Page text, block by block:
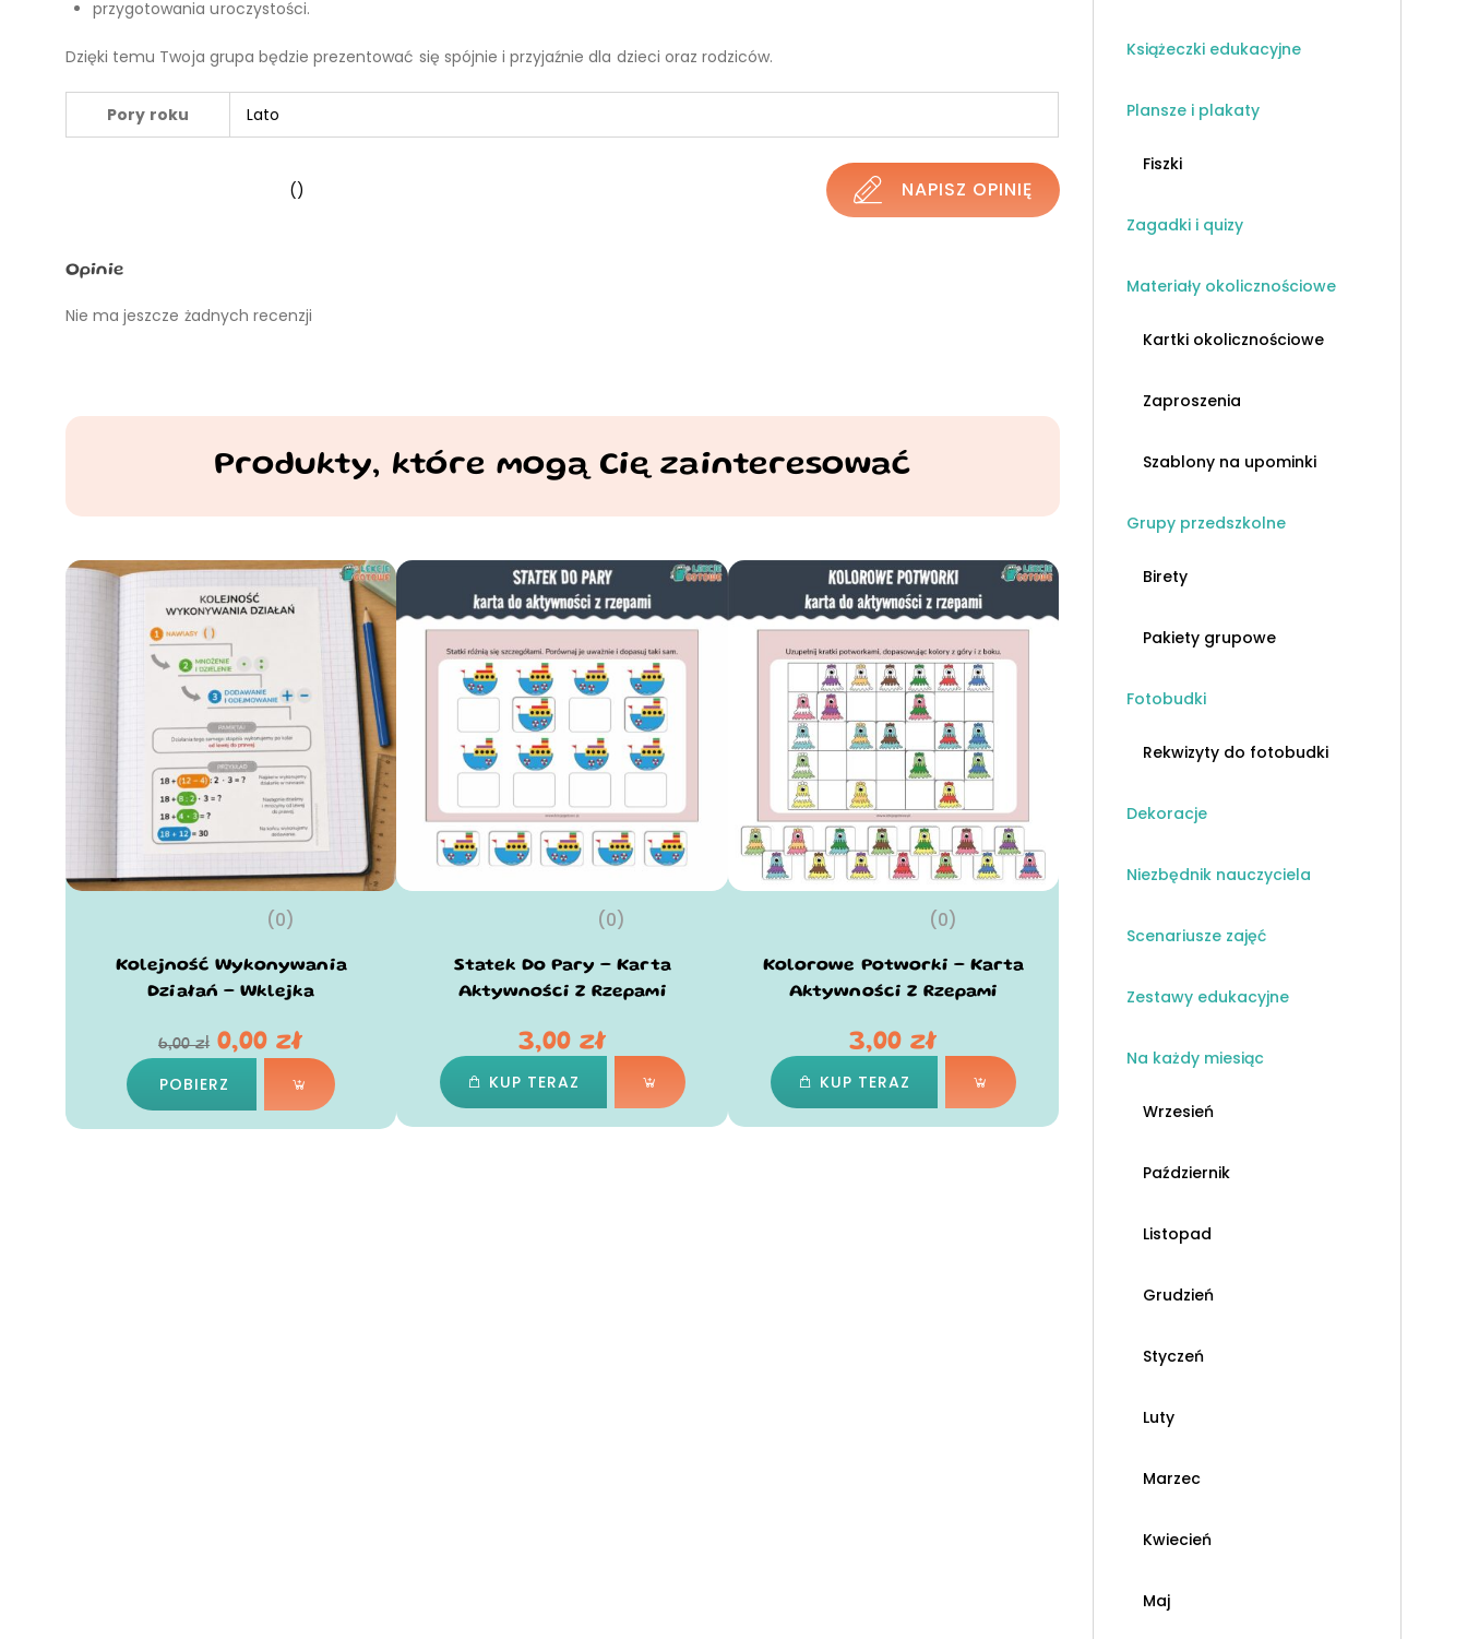
przygotowania uroczystości.
Dzięki temu Twoja grupa będzie prezentować się spójnie i przyjaźnie dla dzieci oraz rodziców.
Pory roku Lato
() NAPISZ OPINIĘ
Opinie
Nie ma jeszcze żadnych recenzji
Produkty, które mogą Cię zainteresować
(0)
Kolejność Wykonywania
Działań – Wklejka
6,00zł 0,00zł
POBIERZ
(0)
Statek Do Pary – Karta
Aktywności Z Rzepami
3,00 zł
KUP TERAZ
(0)
Kolorowe Potworki – Karta
Aktywności Z Rzepami
3,00zł
KUP TERAZ
Książeczki edukacyjne
Plansze i plakaty
Fiszki
Zagadki i quizy
Materiały okolicznościowe
Kartki okolicznościowe
Zaproszenia
Szablony na upominki
Grupy przedszkolne
Birety
Pakiety grupowe
Fotobudki
Rekwizyty do fotobudki
Dekoracje
Niezbędnik nauczyciela
Scenariusze zajęć
Zestawy edukacyjne
Na każdy miesiąc
Wrzesień
Październik
Listopad
Grudzień
Styczeń
Luty
Marzec
Kwiecień
Maj